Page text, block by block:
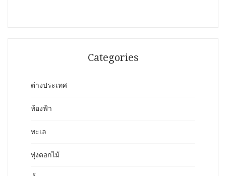
Categories
ต่างประเทศ
ท้องฟ้า
ทะเล
ทุ่งดอกไม้